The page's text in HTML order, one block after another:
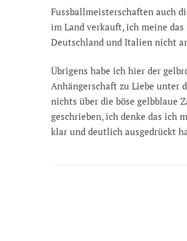
Fussballmeisterschaften auch
im Land verkauft, ich meine
Deutschland und Italien nicht
Übrigens habe ich hier der
Anhängerschaft zu Liebe unter
nichts über die böse gelbblaue
geschrieben, ich denke das ich
klar und deutlich ausgedrückt